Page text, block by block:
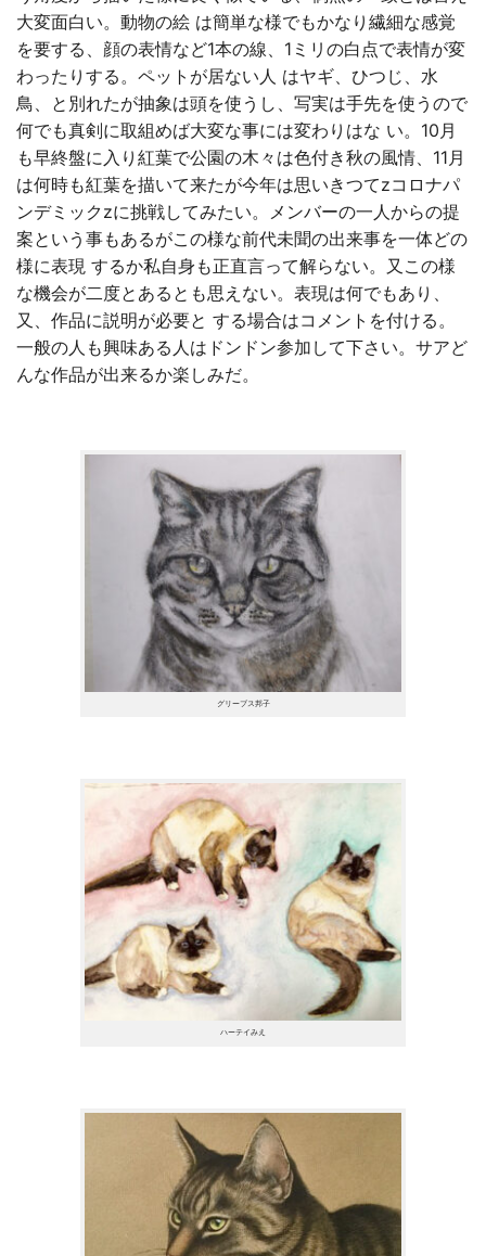
大変面白い。動物の絵 は簡単な様でもかなり繊細な感覚
を要する、顔の表情など1本の線、1ミリの白点で表情が変
わったりする。ペットが居ない人 はヤギ、ひつじ、水
鳥、と別れたが抽象は頭を使うし、写実は手先を使うので
何でも真剣に取組めば大変な事には変わりはな い。10月
も早終盤に入り紅葉で公園の木々は色付き秋の風情、11月
は何時も紅葉を描いて来たが今年は思いきつてzコロナパ
ンデミックzに挑戦してみたい。メンバーの一人からの提
案という事もあるがこの様な前代未聞の出来事を一体どの
様に表現 するか私自身も正直言って解らない。又この様
な機会が二度とあるとも思えない。表現は何でもあり、
又、作品に説明が必要と する場合はコメントを付ける。
一般の人も興味ある人はドンドン参加して下さい。サアど
んな作品が出来るか楽しみだ。
グリーブス邦子
ハーテイみえ